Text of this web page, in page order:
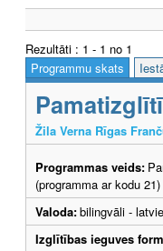
Rezultāti : 1 - 1 no 1
Programmu skats
Žila Verna Rīgas
Programmas veids:
(programma ar kodu 21)
Valoda:bilingvāli -
Izglītības ieguves